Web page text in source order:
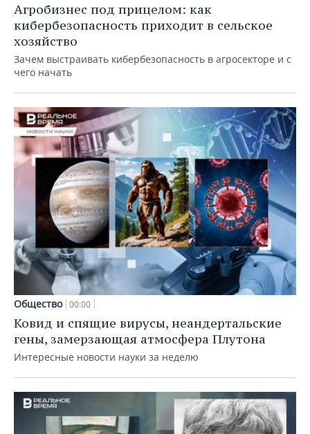
Агробизнес под прицелом: как
кибербезопасность приходит в сельское
хозяйство
Зачем выстраивать кибербезопасность в агросекторе и с
чего начать
Общество 00:00
Ковид и спящие вирусы, неандертальские
гены, замерзающая атмосфера Плутона
Интересные новости науки за неделю